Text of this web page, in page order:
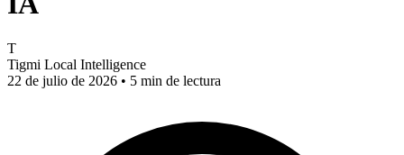
T
Tigmi Local Intelligence
22 de julio de 2026 • 5 min de lectura